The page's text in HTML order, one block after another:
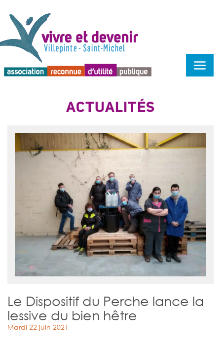
ACTUALITÉS
Le Dispositif du Perche lance la
lessive du bien hêtre
Mardi 22 juin 2021